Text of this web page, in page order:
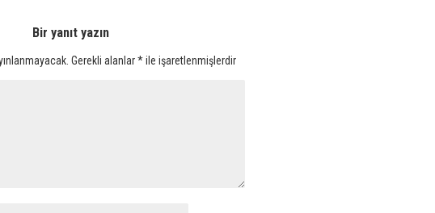
Bir yanıt yazın
Gerekli alanlar*ile işaretlenmişlerdir